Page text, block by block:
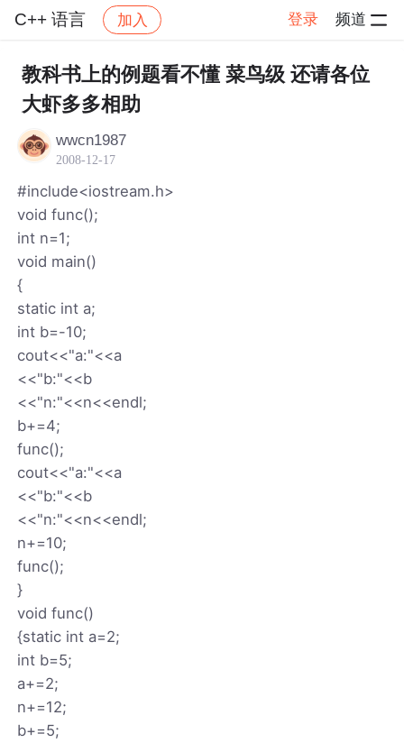
C++ 语言 加入 登录 频道
社区 C++ 语言 帖子详情
教科书上的例题看不懂 菜鸟级 还请各位
大虾多多相助
wwcn1987
2008-12-17
#include<iostream.h>
void func();
int n=1;
void main()
{
static int a;
int b=-10;
cout<<"a:"<<a
<<"b:"<<b
<<"n:"<<n<<endl;
b+=4;
func();
cout<<"a:"<<a
<<"b:"<<b
<<"n:"<<n<<endl;
n+=10;
func();
}
void func()
{static int a=2;
int b=5;
a+=2;
n+=12;
b+=5;